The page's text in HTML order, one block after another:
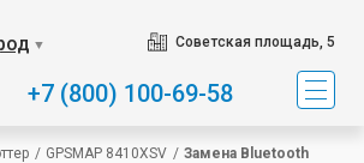
▼ Советская площадь, 5
+7 (800) 100-69-58
/ GPSMAP 8410XSV / Замена Bluetooth